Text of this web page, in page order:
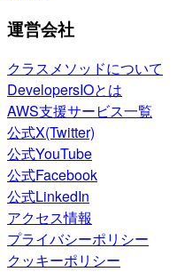
運営会社
クラスメソッドについて
DevelopersIOとは
AWS支援サービス一覧
公式X(Twitter)
公式YouTube
公式Facebook
公式LinkedIn
アクセス情報
プライバシーポリシー
クッキーポリシー